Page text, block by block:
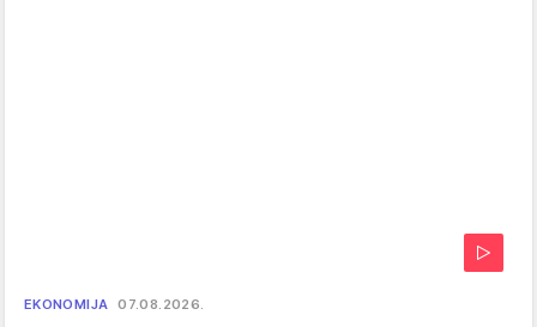
EKONOMIJA 07.08.2026.